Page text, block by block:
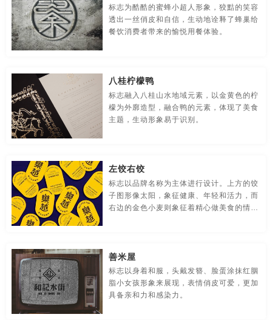
农产品-品牌策划 汽车-品牌策划 网站-品牌策划
微商品-品牌策划 文化-品牌策划 药品-品牌策划
极简logo-品牌策划
金融-品牌策划 科技公司-品牌策划 礼品包装设计
农业-品牌策划 文化公司-品牌策划
游戏-品牌策划 咨询公司-品牌策划 公益-品牌策划
公园-品牌策划 行销-品牌策划
环保-品牌策划 活动-品牌策划
家具-品牌策划 建筑-品牌策划 金融-品牌策划
经典-品牌策划 景区-品牌策划
餐饮画册设计 餐饮品牌logo 餐饮品牌策划方案
餐饮品牌全案 餐饮品牌设计 餐饮平面设计 餐饮全案策划
餐饮食品品牌策划 餐饮推广 餐饮推广方案 餐饮文案
餐饮形象设计 餐饮咨询策划
标志为酷酷的蜜蜂小超人形象，狡黠的笑容
透出一丝俏皮和自信，生动地诠释了蜂巢给
餐饮消费者带来的愉悦用餐体验。
八桂柠檬鸭
标志融入八桂山水地域元素，以金黄色的柠
檬为外廓造型，融合鸭的元素，体现了美食
主题，生动形象易于识别。
左饺右饺
标志以品牌名称为主体进行设计。上方的饺
子图形像太阳，象征健康、年轻和活力，而
右边的金色小麦则象征着精心做美食的情
善米屋
标志以身着和服，头戴发簪、脸蛋涂抹红胭
脂小女孩形象来展现，表情俏皮可爱，更加
具备亲和力和感染力。